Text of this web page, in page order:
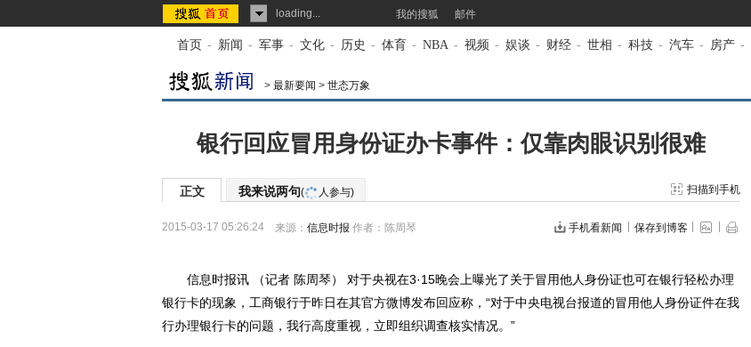
loading... 我的搜狐 邮件
首页 - 新闻 - 军事 - 文化 - 历史 - 体育 - NBA - 视频 - 娱谈 - 财经 - 世相 - 科技 - 汽车 - 房产 -
> 最新要闻 > 世态万象
银行回应冒用身份证办卡事件：仅靠肉眼识别很难
正文 我来说两句( 人参与) 扫描到手机
2015-03-17 05:26:24 来源： 信息时报 作者：陈周琴 手机看新闻 保存到博客
信息时报讯 （记者 陈周琴） 对于央视在3·15晚会上曝光了关于冒用他人身份证也可在银行轻松办理
银行卡的现象，工商银行于昨日在其官方微博发布回应称，“对于中央电视台报道的冒用他人身份证件在我
行办理银行卡的问题，我行高度重视，立即组织调查核实情况。”